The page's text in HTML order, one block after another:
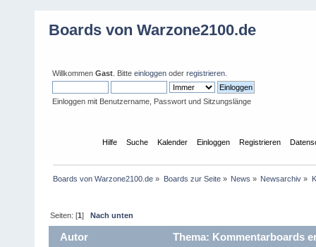
Boards von Warzone2100.de
Willkommen Gast . Bitte einloggen oder registrieren
Einloggen mit Benutzername, Passwort und Sitzungslänge
Hilfe Suche Kalender Einloggen Registrieren
Boards von Warzone2100.de » Boards zur Seite» News » Newsarchiv »
Seiten: [1]Nach unten
Autor Thema: Kommentarboards